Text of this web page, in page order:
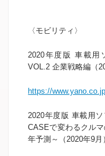
​〈モビリティ〉
2020年度版 車載用
VOL.2 企業戦略編（
https://
2020年度版 車載用
CASEで変わるクル
年予測～（2020年9月